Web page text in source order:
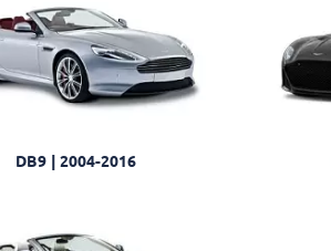
DB9 | 2004-2016